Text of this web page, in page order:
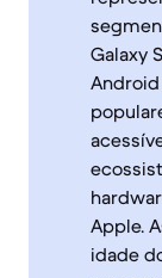
Galaxy
Apple.
idade